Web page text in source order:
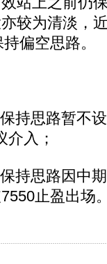
较为清淡，
偏空思路。
思路暂不设
入；
思路因中期
止盈出场